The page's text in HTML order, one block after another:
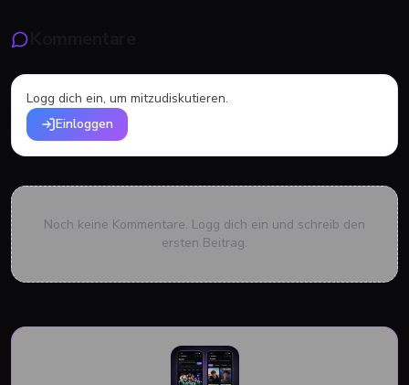
Logg dich ein, um mitzudiskutieren.
Einloggen
Noch keine Kommentare. Logg dich ein und schreib den
ersten Beitrag.